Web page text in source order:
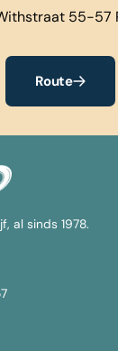
55-57
Route
al sinds 1978.